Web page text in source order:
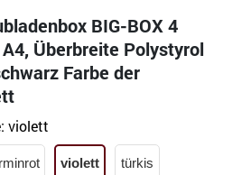
BIG-BOX 4
Überbreite Polystyrol
Farbe der
violett
violett türkis